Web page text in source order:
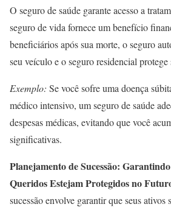
O seguro de saúde garante acesso a
seguro de vida fornece um benefício
beneficiários após sua morte, o seguro
seu veículo e o seguro residencial protege
Exemplo: Se você sofre uma doença
médico intensivo, um seguro de saúde
despesas médicas, evitando que você
significativas.
Planejamento de Sucessão:
Queridos Estejam Protegidos no
sucessão envolve garantir que seus